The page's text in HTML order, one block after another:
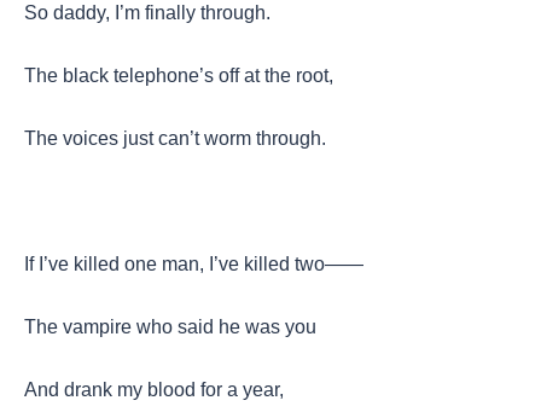
So daddy, I’m finally through.
The black telephone’s off at the root,
The voices just can’t worm through.
If I’ve killed one man, I’ve killed two——
The vampire who said he was you
And drank my blood for a year,